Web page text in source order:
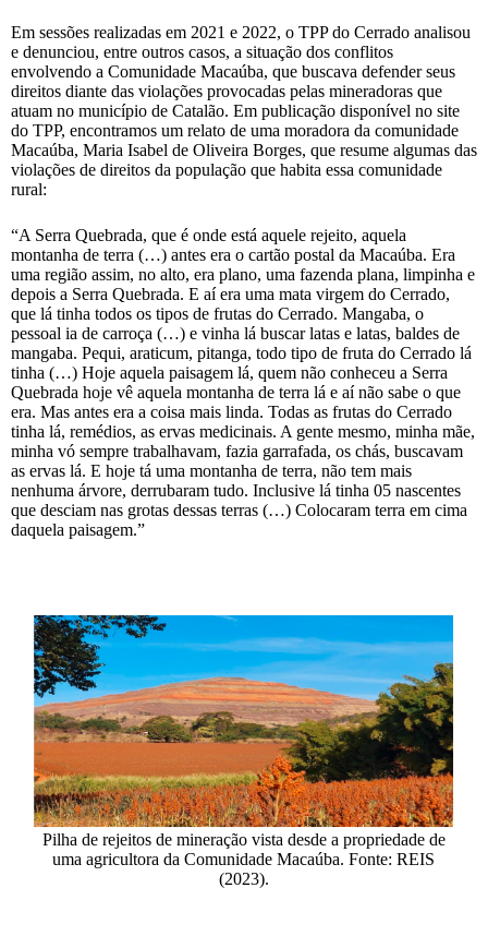
Em sessões realizadas em 2021 e 2022, o TPP do Cerrado analisou
e denunciou, entre outros casos, a situação dos conflitos
envolvendo a Comunidade Macaúba, que buscava defender seus
direitos diante das violações provocadas pelas mineradoras que
atuam no município de Catalão. Em publicação disponível no site
do TPP, encontramos um relato de uma moradora da comunidade
Macaúba, Maria Isabel de Oliveira Borges, que resume algumas das
violações de direitos da população que habita essa comunidade
rural:
“A Serra Quebrada, que é onde está aquele rejeito, aquela
montanha de terra (…) antes era o cartão postal da Macaúba. Era
uma região assim, no alto, era plano, uma fazenda plana, limpinha e
depois a Serra Quebrada. E aí era uma mata virgem do Cerrado,
que lá tinha todos os tipos de frutas do Cerrado. Mangaba, o
pessoal ia de carroça (…) e vinha lá buscar latas e latas, baldes de
mangaba. Pequi, araticum, pitanga, todo tipo de fruta do Cerrado lá
tinha (…) Hoje aquela paisagem lá, quem não conheceu a Serra
Quebrada hoje vê aquela montanha de terra lá e aí não sabe o que
era. Mas antes era a coisa mais linda. Todas as frutas do Cerrado
tinha lá, remédios, as ervas medicinais. A gente mesmo, minha mãe,
minha vó sempre trabalhavam, fazia garrafada, os chás, buscavam
as ervas lá. E hoje tá uma montanha de terra, não tem mais
nenhuma árvore, derrubaram tudo. Inclusive lá tinha 05 nascentes
que desciam nas grotas dessas terras (…) Colocaram terra em cima
daquela paisagem.”
Pilha de rejeitos de mineração vista desde a propriedade de
uma agricultora da Comunidade Macaúba. Fonte: REIS
(2023).